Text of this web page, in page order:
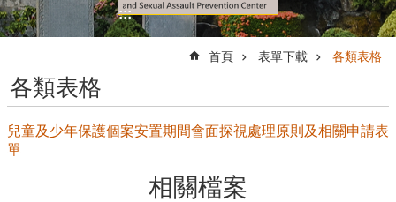
:::
首頁 表單下載 各類表格
各類表格
兒童及少年保護個案安置期間會面探視處理原則及相關申請表
單
相關檔案